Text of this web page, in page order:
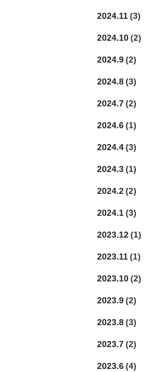
2024.11(3)
2024.10(2)
2024.9(2)
2024.8(3)
2024.7(2)
2024.6(1)
2024.4(3)
2024.3(1)
2024.2(2)
2024.1(3)
2023.12(1)
2023.11(1)
2023.10(2)
2023.9(2)
2023.8(3)
2023.7(2)
2023.6(4)